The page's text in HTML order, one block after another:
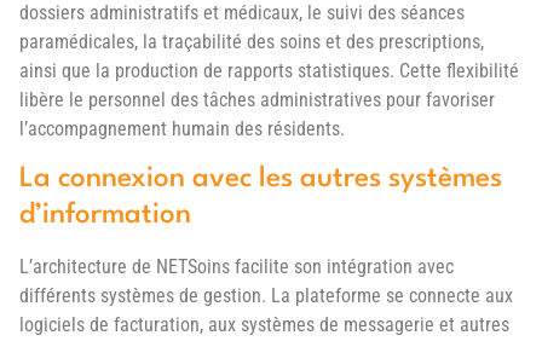
dossiers administratifs et médicaux, le suivi des séances
paramédicales, la traçabilité des soins et des prescriptions,
ainsi que la production de rapports statistiques. Cette flexibilité
libère le personnel des tâches administratives pour favoriser
l’accompagnement humain des résidents.
La connexion avec les autres systèmes
d’information
L’architecture de NETSoins facilite son intégration avec
différents systèmes de gestion. La plateforme se connecte aux
logiciels de facturation, aux systèmes de messagerie et autres